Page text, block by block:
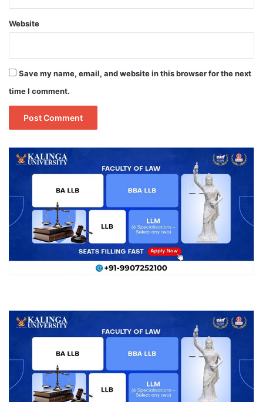
Website
Save my name, email, and website in this browser for the next
time I comment.